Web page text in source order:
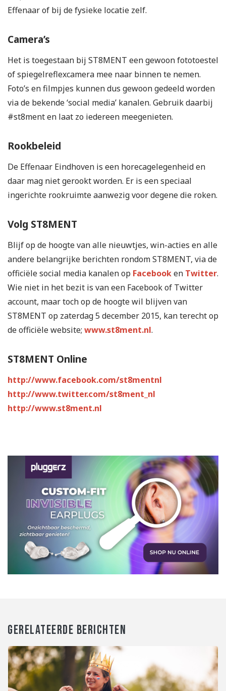
Effenaar of bij de fysieke locatie zelf.
Camera’s
Het is toegestaan bij ST8MENT een gewoon fototoestel
of spiegelreflexcamera mee naar binnen te nemen.
Foto’s en filmpjes kunnen dus gewoon gedeeld worden
via de bekende ‘social media’ kanalen. Gebruik daarbij
#st8ment en laat zo iedereen meegenieten.
Rookbeleid
De Effenaar Eindhoven is een horecagelegenheid en
daar mag niet gerookt worden. Er is een speciaal
ingerichte rookruimte aanwezig voor degene die roken.
Volg ST8MENT
Blijf op de hoogte van alle nieuwtjes, win-acties en alle
andere belangrijke berichten rondom ST8MENT, via de
officiële social media kanalen op Facebooken Twitter.
Wie niet in het bezit is van een Facebook of Twitter
account, maar toch op de hoogte wil blijven van
ST8MENT op zaterdag 5 december 2015, kan terecht op
de officiële website; www.st8ment.nl.
ST8MENT Online
http://www.facebook.com/st8mentnl
http://www.twitter.com/st8ment_nl
http://www.st8ment.nl
GERELATEERDE BERICHTEN